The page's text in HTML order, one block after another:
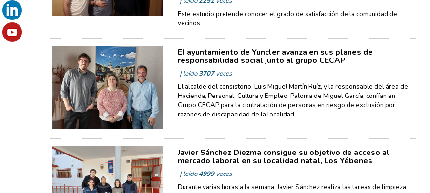
Este estudio pretende conocer el grado de satisfacción de la comunidad de
vecinos
El ayuntamiento de Yuncler avanza en sus planes de
responsabilidad social junto al grupo CECAP
| leído3707veces
El alcalde del consistorio, Luis Miguel Martín Ruíz, y la responsable del área de
Hacienda, Personal, Cultura y Empleo, Paloma de Miguel García, confían en
Grupo CECAP para la contratación de personas en riesgo de exclusión por
razones de discapacidad de la localidad
Javier Sánchez Diezma consigue su objetivo de acceso al
mercado laboral en su localidad natal, Los Yébenes
| leído4999veces
Durante varias horas a la semana, Javier Sánchez realiza las tareas de limpieza